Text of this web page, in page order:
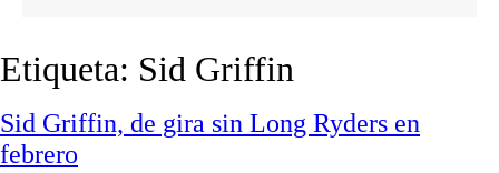
Etiqueta: Sid Griffin
Sid Griffin, de gira sin Long Ryders en
febrero